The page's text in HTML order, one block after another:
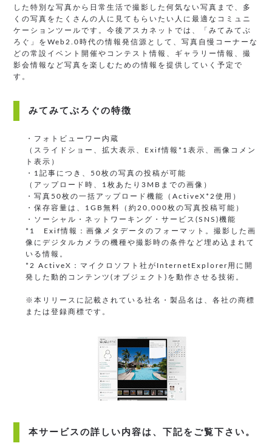
した特別な写真から日常生活で撮影した何気ない写真まで、多
くの写真をたくさんの人に見てもらいたい人に最適なコミュニ
ケーションツールです。今後アスカネットでは、「みてみてぶ
ろぐ」をWeb2.0時代の情報発信源として、写真自慢コーナーな
どの常設イベント開催やコンテスト情報、ギャラリー情報、撮
影会情報など写真を楽しむための情報を提供していく予定で
す。
みてみてぶろぐの特徴
・フォトビューワー内蔵
（スライドショー、拡大表示、Exif情報*1表示、画像コメン
ト表示）
・1記事につき、50枚の写真の投稿が可能
（アップロード時、1枚あたり3MBまでの画像）
・写真50枚の一括アップロード機能（ActiveX*2使用）
・保存容量は、1GB無料（約20,000枚の写真投稿可能）
・ソーシャル・ネットワーキング・サービス(SNS)機能
*1 Exif情報：画像メタデータのフォーマット。撮影した画
像にデジタルカメラの機種や撮影時の条件など埋め込まれて
いる情報。
*2 ActiveX：マイクロソフト社がInternetExplorer用に開
発した動的コンテンツ(オブジェクト)を動作させる技術。
※本リリースに記載されている社名・製品名は、各社の商標
または登録商標です。
本サービスの詳しい内容は、下記をご覧下さい。